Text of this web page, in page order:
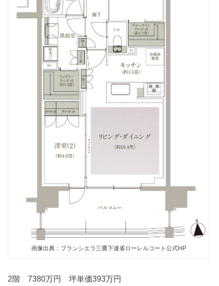
画像出典：ブランシエラ三鷹下連雀ローレルコート公式HP
2階 7380万円 坪単価393万円